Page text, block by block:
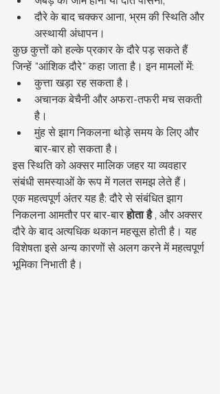
दौरे के बाद चक्कर आना, भ्रम की स्थिति और
अस्थायी अंधापन।
कुछ कुत्तों को हल्के प्रकार के दौरे पड़ सकते हैं
जिन्हें "आंशिक दौरे" कहा जाता है। इन मामलों में:
कुत्ता खड़ा रह सकता है।
अचानक बेचैनी और अफरा-तफरी मच सकती
है।
मुंह से झाग निकलना थोड़े समय के लिए और
बार-बार हो सकता है।
इस स्थिति को अक्सर मालिक जहर या व्यवहार
संबंधी समस्याओं के रूप में गलत समझ लेते हैं।
एक महत्वपूर्ण अंतर यह है: दौरे से संबंधित झाग
निकलना आमतौर पर बार-बार होता है , और अक्सर
दौरे के बाद अत्यधिक थकान महसूस होती है। यह
विशेषता इसे अन्य कारणों से अलग करने में महत्वपूर्ण
भूमिका निभाती है।